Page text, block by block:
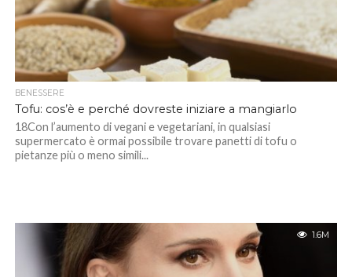
BENESSERE
Tofu: cos’è e perché dovreste iniziare a mangiarlo
18Con l’aumento di vegani e vegetariani, in qualsiasi
supermercato è ormai possibile trovare panetti di tofu o
pietanze più o meno simili...
1.6M